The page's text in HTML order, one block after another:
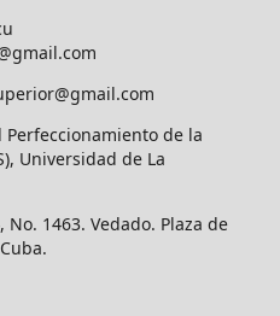
de la
Universidad de La
1463. Vedado. Plaza de